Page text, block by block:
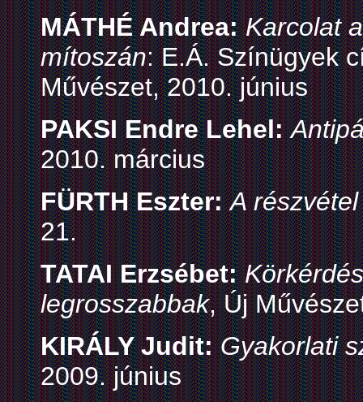
MÁTHÉ Andrea: Karcolat
mítoszán: E.Á. Színügyek
Művészet, 2010. június
PAKSI Endre Lehel:
2010. március
FÜRTH Eszter: A
21.
TATAI Erzsébet:
legrosszabbak, Új
KIRÁLY Judit: Gyakorlati
2009. június